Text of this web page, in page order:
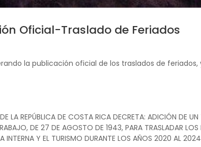
Oficial-Traslado de Feriados
la publicación oficial de los traslados de
LA REPÚBLICA DE COSTA RICA DECRETA: ADICIÓN DE
DE 27 DE AGOSTO DE 1943, PARA TRASLADAR LOS
INTERNA Y EL TURISMO DURANTE LOS AÑOS 2020 AL